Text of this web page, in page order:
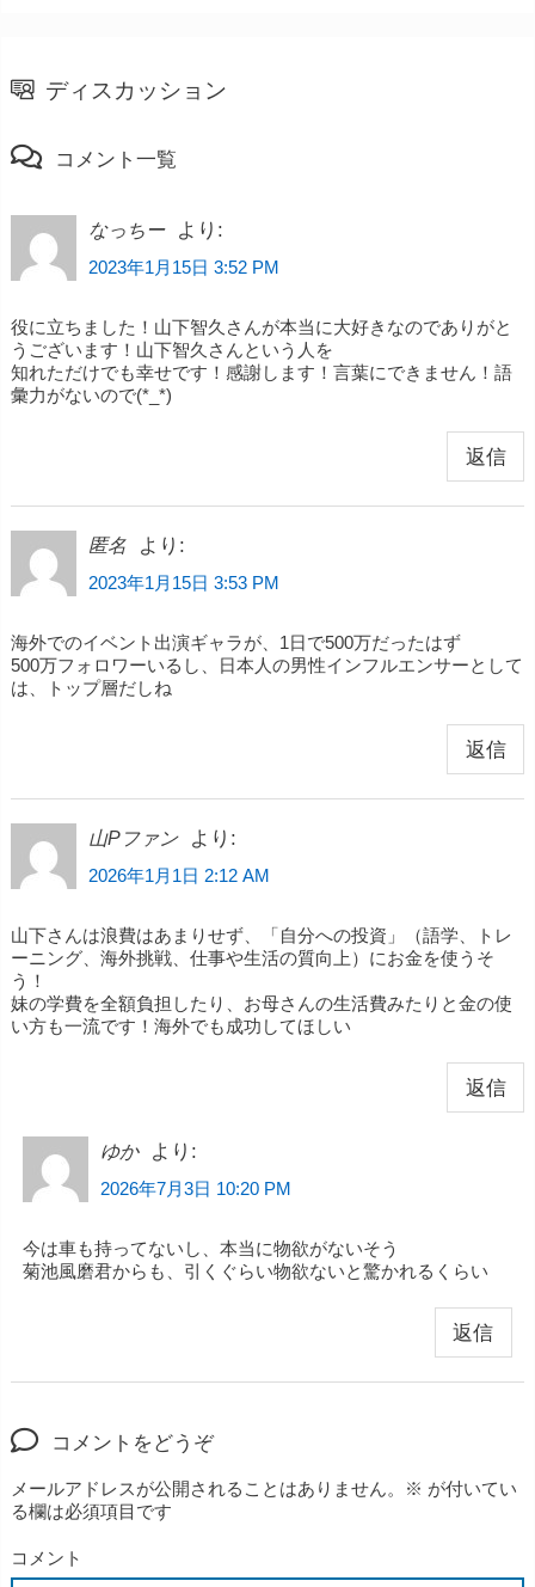
ディスカッション
コメント一覧
なっちー より:
2023年1月15日 3:52 PM
役に立ちました！山下智久さんが本当に大好きなのでありがと
うございます！山下智久さんという人を
知れただけでも幸せです！感謝します！言葉にできません！語
彙力がないので(*_*)
返信
匿名 より:
2023年1月15日 3:53 PM
海外でのイベント出演ギャラが、1日で500万だったはず
500万フォロワーいるし、日本人の男性インフルエンサーとして
は、トップ層だしね
返信
山Pファン より:
2026年1月1日 2:12 AM
山下さんは浪費はあまりせず、「自分への投資」（語学、トレ
ーニング、海外挑戦、仕事や生活の質向上）にお金を使うそ
う！
妹の学費を全額負担したり、お母さんの生活費みたりと金の使
い方も一流です！海外でも成功してほしい
返信
ゆか より:
2026年7月3日 10:20 PM
今は車も持ってないし、本当に物欲がないそう
菊池風磨君からも、引くぐらい物欲ないと驚かれるくらい
返信
コメントをどうぞ
メールアドレスが公開されることはありません。 ※ が付いてい
る欄は必須項目です
コメント